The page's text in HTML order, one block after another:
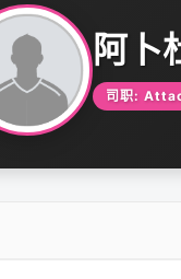
阿卜
司职: